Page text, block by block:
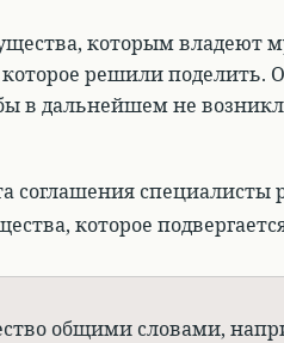
которым владеют
решили поделить.
в дальнейшем не
соглашения специалисты
которое
общими словами,